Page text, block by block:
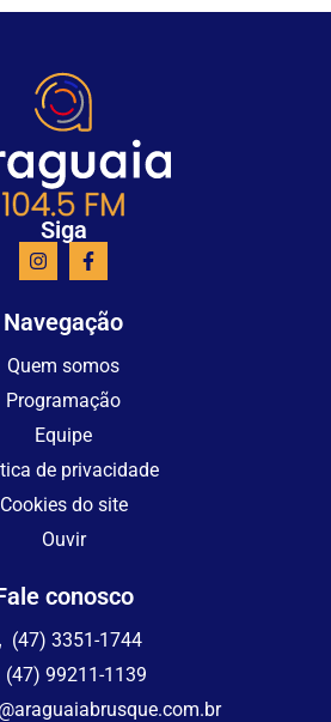
Siga
Navegação
Quem somos
Programação
Equipe
de privacidade
Cookies do site
Ouvir
conosco
(47) 3351-1744
(47) 99211-1139